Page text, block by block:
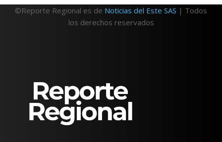
©Reporte Regional es de Noticias del Este SAS | Todos
los derechos reservados